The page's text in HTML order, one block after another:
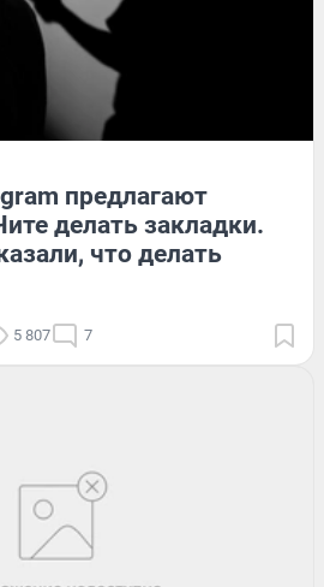
предлагают
делать закладки.
что делать
5 807 7